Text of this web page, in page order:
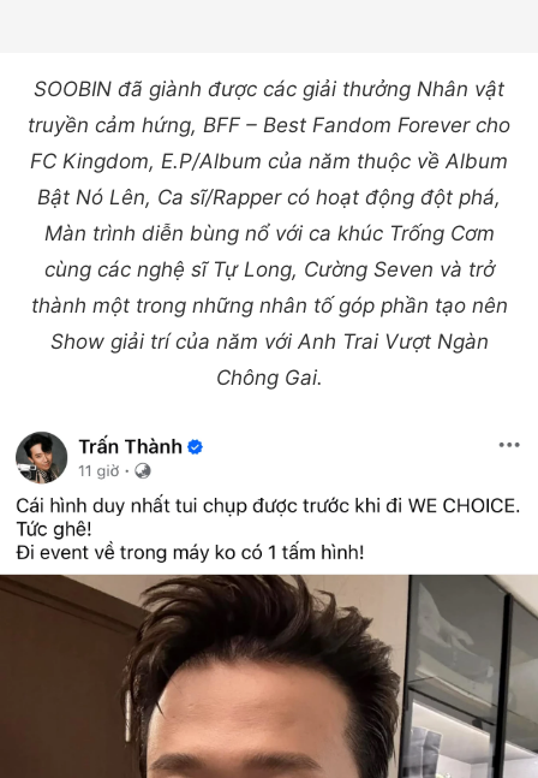
SOOBIN đã giành được các giải thưởng Nhân vật
truyền cảm hứng, BFF – Best Fandom Forever cho
FC Kingdom, E.P/Album của năm thuộc về Album
Bật Nó Lên, Ca sĩ/Rapper có hoạt động đột phá,
Màn trình diễn bùng nổ với ca khúc Trống Cơm
cùng các nghệ sĩ Tự Long, Cường Seven và trở
thành một trong những nhân tố góp phần tạo nên
Show giải trí của năm với Anh Trai Vượt Ngàn
Chông Gai.